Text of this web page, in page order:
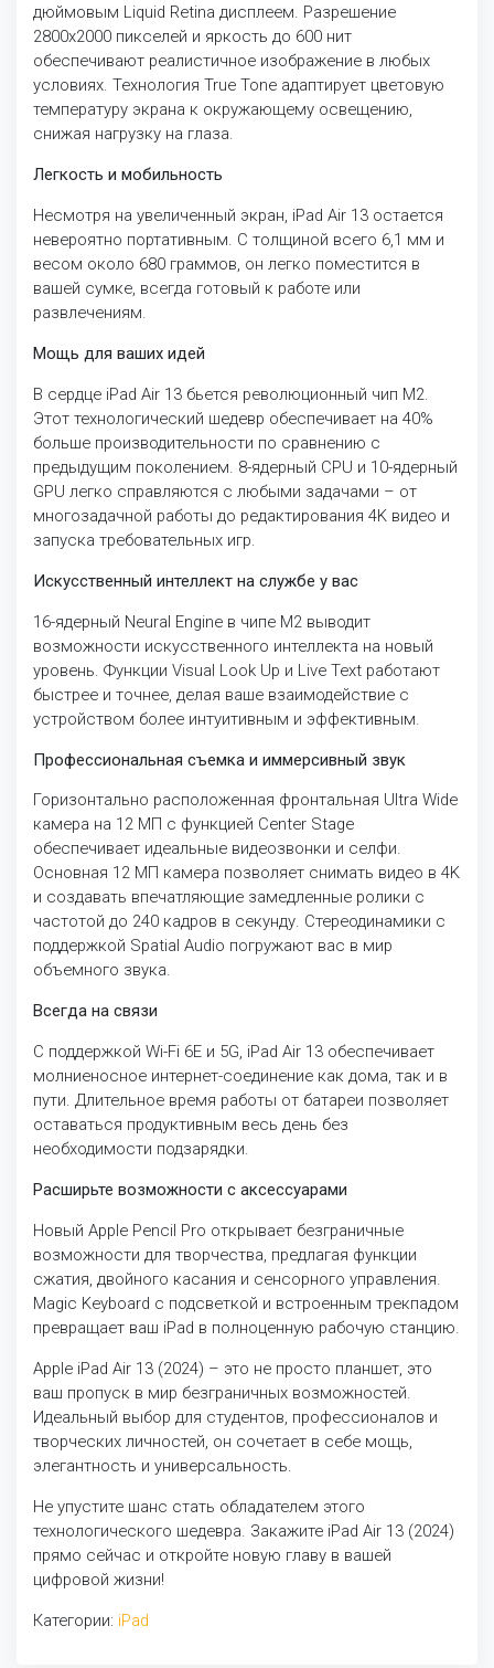
дюймовым Liquid Retina дисплеем. Разрешение
2800x2000 пикселей и яркость до 600 нит
обеспечивают реалистичное изображение в любых
условиях. Технология True Tone адаптирует цветовую
температуру экрана к окружающему освещению,
снижая нагрузку на глаза.
Легкость и мобильность
Несмотря на увеличенный экран, iPad Air 13 остается
невероятно портативным. С толщиной всего 6,1 мм и
весом около 680 граммов, он легко поместится в
вашей сумке, всегда готовый к работе или
развлечениям.
Мощь для ваших идей
В сердце iPad Air 13 бьется революционный чип M2.
Этот технологический шедевр обеспечивает на 40%
больше производительности по сравнению с
предыдущим поколением. 8-ядерный CPU и 10-ядерный
GPU легко справляются с любыми задачами – от
многозадачной работы до редактирования 4K видео и
запуска требовательных игр.
Искусственный интеллект на службе у вас
16-ядерный Neural Engine в чипе M2 выводит
возможности искусственного интеллекта на новый
уровень. Функции Visual Look Up и Live Text работают
быстрее и точнее, делая ваше взаимодействие с
устройством более интуитивным и эффективным.
Профессиональная съемка и иммерсивный звук
Горизонтально расположенная фронтальная Ultra Wide
камера на 12 МП с функцией Center Stage
обеспечивает идеальные видеозвонки и селфи.
Основная 12 МП камера позволяет снимать видео в 4K
и создавать впечатляющие замедленные ролики с
частотой до 240 кадров в секунду. Стереодинамики с
поддержкой Spatial Audio погружают вас в мир
объемного звука.
Всегда на связи
С поддержкой Wi-Fi 6E и 5G, iPad Air 13 обеспечивает
молниеносное интернет-соединение как дома, так и в
пути. Длительное время работы от батареи позволяет
оставаться продуктивным весь день без
необходимости подзарядки.
Расширьте возможности с аксессуарами
Новый Apple Pencil Pro открывает безграничные
возможности для творчества, предлагая функции
сжатия, двойного касания и сенсорного управления.
Magic Keyboard с подсветкой и встроенным трекпадом
превращает ваш iPad в полноценную рабочую станцию.
Apple iPad Air 13 (2024) – это не просто планшет, это
ваш пропуск в мир безграничных возможностей.
Идеальный выбор для студентов, профессионалов и
творческих личностей, он сочетает в себе мощь,
элегантность и универсальность.
Не упустите шанс стать обладателем этого
технологического шедевра. Закажите iPad Air 13 (2024)
прямо сейчас и откройте новую главу в вашей
цифровой жизни!
Категории: iPad